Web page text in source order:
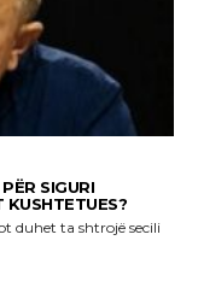
SIGURI
KUSHTETUES?